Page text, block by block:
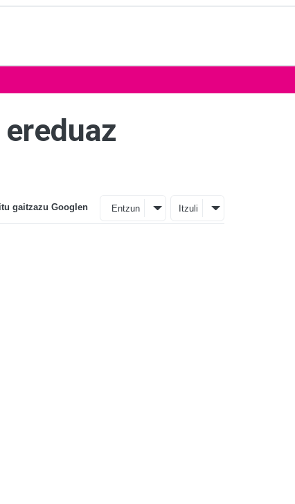
gaitzazu Googlen Entzun Itzuli